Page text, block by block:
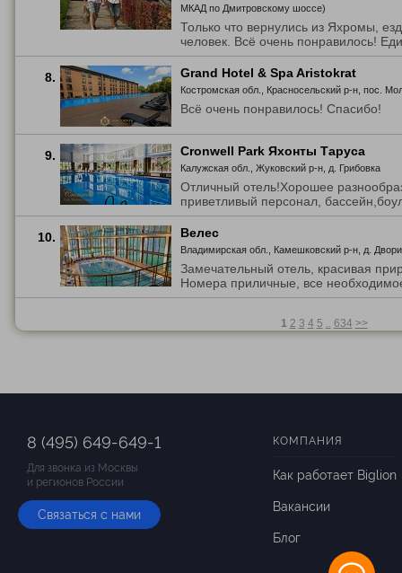
МКАД по Дмитровскому шоссе)
Только что вернулись из Яхромы,
человек. Всё очень понравилось!
8. Grand Hotel & Spa Aristokrat
Костромская обл., Красносельский р-н, пос.
Всё очень понравилось! Спасибо!
9. Cronwell Park Яхонты Таруса
Калужская обл., Жуковский р-н, д. Грибовка
Отличный отель!Хорошее
приветливый персонал,
10. Велес
Владимирская обл., Камешковский р-н, д.
Замечательный отель, красивая
Номера приличные, все
1 2 3 4 5 .. 634 >>
8 (495) 649-649-1
Для звонка из Москвы
и регионов России
Связаться с нами
КОМПАНИЯ
Как работает Biglion
Вакансии
Блог